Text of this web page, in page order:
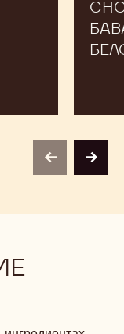
previousnext